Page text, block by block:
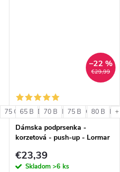
75 C 75 D 80 B 80 C 80 D
€29,99
–22 %
65 B 70 B 75 B 80 B
Dámska podprsenka -
korzetová - push-up - Lormar
€23,39
Skladom >6 ks